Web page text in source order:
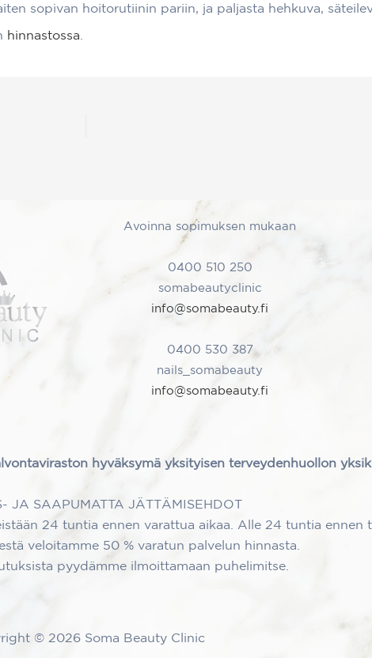
sopivan hoitorutiinin pariin, ja paljasta hehkuva,
hinnastossa
Avoinna sopimuksen mukaan
0400 510 250
somabeautyclinic
info@somabeauty.fi
0400 530 387
nails_somabeauty
info@somabeauty.fi
hyväksymä yksityisen terveydenhuollon
JA SAAPUMATTA JÄTTÄMISEHDOT
24 tuntia ennen varattua aikaa. Alle 24 tuntia ennen
veloitamme 50 % varatun palvelun hinnasta.
pyydämme ilmoittamaan puhelimitse.
© 2026 Soma Beauty Clinic